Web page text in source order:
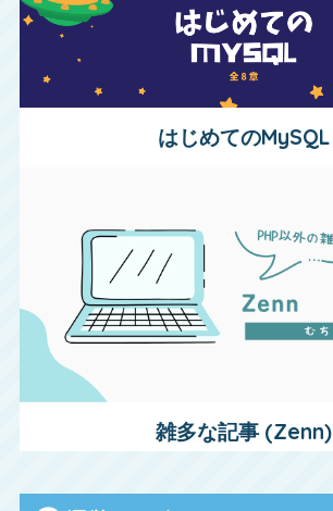
はじめてのMySQL
雑多な記事 (Zenn)